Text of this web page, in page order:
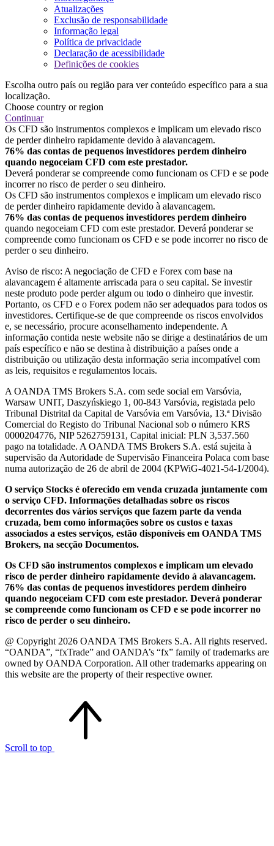
Atualizações
Exclusão de responsabilidade
Informação legal
Política de privacidade
Declaração de acessibilidade
Definições de cookies
Escolha outro país ou região para ver conteúdo específico para a sua
localização.
Choose country or region
Continuar
Os CFD são instrumentos complexos e implicam um elevado risco
de perder dinheiro rapidamente devido à alavancagem.
76% das contas de pequenos investidores perdem dinheiro
quando negoceiam CFD com este prestador.
Deverá ponderar se compreende como funcionam os CFD e se pode
incorrer no risco de perder o seu dinheiro.
Os CFD são instrumentos complexos e implicam um elevado risco
de perder dinheiro rapidamente devido à alavancagem.
76% das contas de pequenos investidores perdem dinheiro
quando negoceiam CFD com este prestador. Deverá ponderar se
compreende como funcionam os CFD e se pode incorrer no risco de
perder o seu dinheiro.
Aviso de risco: A negociação de CFD e Forex com base na
alavancagem é altamente arriscada para o seu capital. Se investir
neste produto pode perder algum ou todo o dinheiro que investir.
Portanto, os CFD e o Forex podem não ser adequados para todos os
investidores. Certifique-se de que compreende os riscos envolvidos
e, se necessário, procure aconselhamento independente. A
informação contida neste website não se dirige a destinatários de um
país específico e não se destina à distribuição a países onde a
distribuição ou utilização desta informação seria incompatível com
as leis, requisitos e regulamentos locais.
A OANDA TMS Brokers S.A. com sede social em Varsóvia,
Warsaw UNIT, Daszyńskiego 1, 00-843 Varsóvia, registada pelo
Tribunal Distrital da Capital de Varsóvia em Varsóvia, 13.ª Divisão
Comercial do Registo do Tribunal Nacional sob o número KRS
0000204776, NIP 5262759131, Capital inicial: PLN 3,537.560
pago na totalidade. A OANDA TMS Brokers S.A. está sujeita à
supervisão da Autoridade de Supervisão Financeira Polaca com base
numa autorização de 26 de abril de 2004 (KPWiG-4021-54-1/2004).
O serviço Stocks é oferecido em venda cruzada juntamente com
o serviço CFD. Informações detalhadas sobre os riscos
decorrentes dos vários serviços que fazem parte da venda
cruzada, bem como informações sobre os custos e taxas
associados a estes serviços, estão disponíveis em OANDA TMS
Brokers, na secção Documentos.
Os CFD são instrumentos complexos e implicam um elevado
risco de perder dinheiro rapidamente devido à alavancagem.
76% das contas de pequenos investidores perdem dinheiro
quando negoceiam CFD com este prestador. Deverá ponderar
se compreende como funcionam os CFD e se pode incorrer no
risco de perder o seu dinheiro.
@ Copyright 2026 OANDA TMS Brokers S.A. All rights reserved.
“OANDA”, “fxTrade” and OANDA’s “fx” family of trademarks are
owned by OANDA Corporation. All other trademarks appearing on
this website are the property of their respective owner.
Scroll to top